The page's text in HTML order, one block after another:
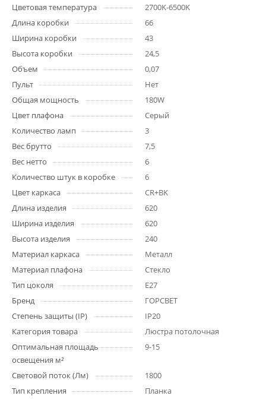
Цветовая температура
2700K-6500K
Длина коробки
66
Ширина коробки
43
Высота коробки
24,5
Объем
0,07
Пульт
Нет
Общая мощность
180W
Цвет плафона
Серый
Количество ламп
3
Вес брутто
7,5
Вес нетто
6
Количество штук в коробке
6
Цвет каркаса
CR+BK
Длина изделия
620
Ширина изделия
620
Высота изделия
240
Материал каркаса
Металл
Материал плафона
Стекло
Тип цоколя
E27
Бренд
ГОРСВЕТ
Степень защиты (IP)
IP20
Категория товара
Люстра потолочная
Оптимальная площадь
освещения м²
9-15
Световой поток (Лм)
1800
Тип крепления
Планка